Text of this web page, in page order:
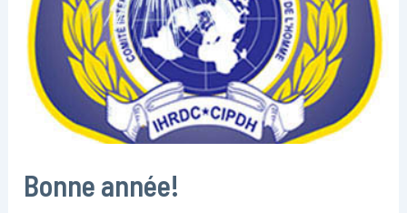
Bonne année!